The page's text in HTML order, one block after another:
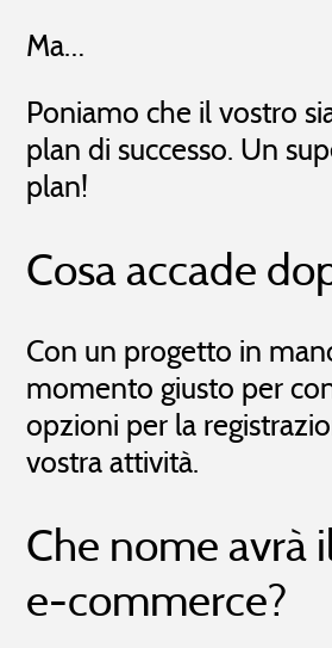
Ma…
Poniamo che il vostro
plan di successo. Un
plan!
Cosa accade
Con un progetto in
momento giusto per
opzioni per la
vostra attività.
Che nome avrà
e-commerce?